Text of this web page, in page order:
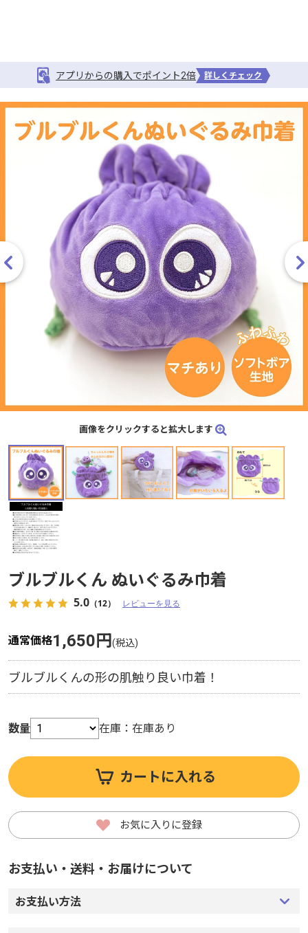
アプリからの購入でポイント2倍 詳しくチェック
画像をクリックすると拡大します
ブルブルくん ぬいぐるみ巾着
5.0 （12） レビューを見る
通常価格1,650円
ブルブルくんの形の肌触り良い巾着！
数量 在庫： 在庫あり
カートに入れる
お気に入りに登録
お支払い・送料・お届けについて
お支払い方法